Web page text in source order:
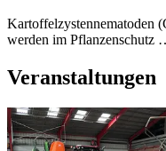
Kartoffelzystennematoden
werden im Pflanzenschutz
Veranstaltungen